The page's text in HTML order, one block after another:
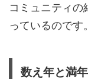
コミュニティの
っているのです。
数え年と満